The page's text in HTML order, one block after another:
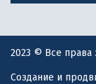
2023 © Все
Создание и